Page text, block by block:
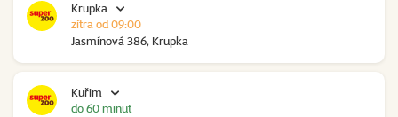
Krupka
Jasmínová 386, Krupka
zítra od 09:00
Kuřim
do 60 minut